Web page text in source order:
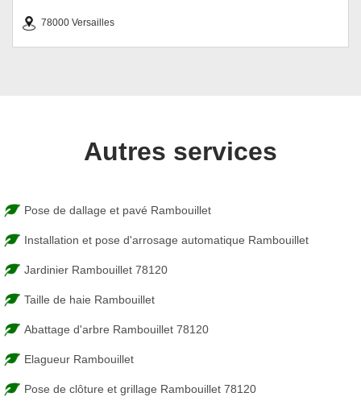
78000 Versailles
Autres services
Pose de dallage et pavé Rambouillet
Installation et pose d'arrosage automatique Rambouillet
Jardinier Rambouillet 78120
Taille de haie Rambouillet
Abattage d'arbre Rambouillet 78120
Elagueur Rambouillet
Pose de clôture et grillage Rambouillet 78120